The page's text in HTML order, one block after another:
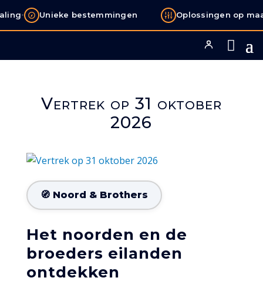
• Unieke bestemmingen Oplossingen op
Vertrek op 31 oktober
2026
🧭 Noord & Brothers
Het noorden en de
broeders eilanden
ontdekken